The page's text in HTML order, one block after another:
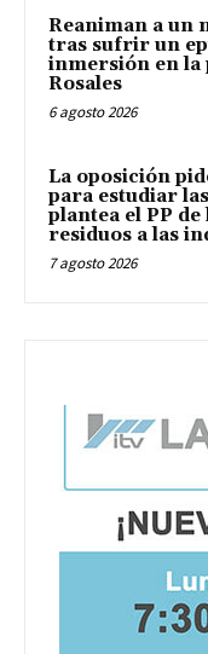
Reaniman a un
tras sufrir un
inmersión en la
Rosales
6 agosto 2026
La oposición
para estudiar
plantea el PP de
residuos a las
7 agosto 2026